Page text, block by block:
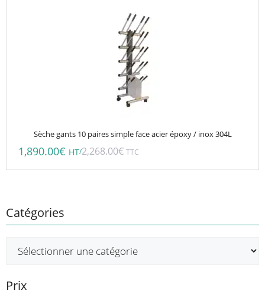
Sèche gants 10 paires simple face acier époxy / inox 304L
1,890.00€ HT/2,268.00€ TTC
Catégories
Prix